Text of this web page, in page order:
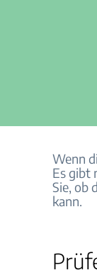
Wenn
Es gibt
Sie, ob
kann.